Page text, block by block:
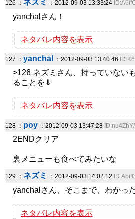
126 ： ネズミ ：2012-09-03 13:33:24
yanchalさん！
ネタバレ内容を表示
127 ： yanchal ：2012-09-03 13:40:46
>126 ネズミさん、持っていない
ることを⇓
ネタバレ内容を表示
128 ： poy ：2012-09-03 13:47:28
2ENDクリア
裏メニューも食べてみたいな
129 ： ネズミ ：2012-09-03 14:02:12
yanchalさん、そこまで、わかっ
ネタバレ内容を表示